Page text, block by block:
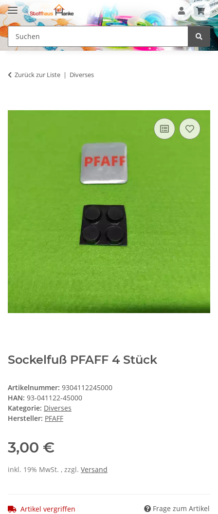
Zurück zur Liste Diverses
Sockelfuß PFAFF 4 Stück
Artikelnummer: 9304112245000
HAN: 93-041122-45000
Kategorie: Diverses
Hersteller: PFAFF
3,00 €
inkl. 19% MwSt. , zzgl. Versand
Artikel vergriffen Frage zum Artikel